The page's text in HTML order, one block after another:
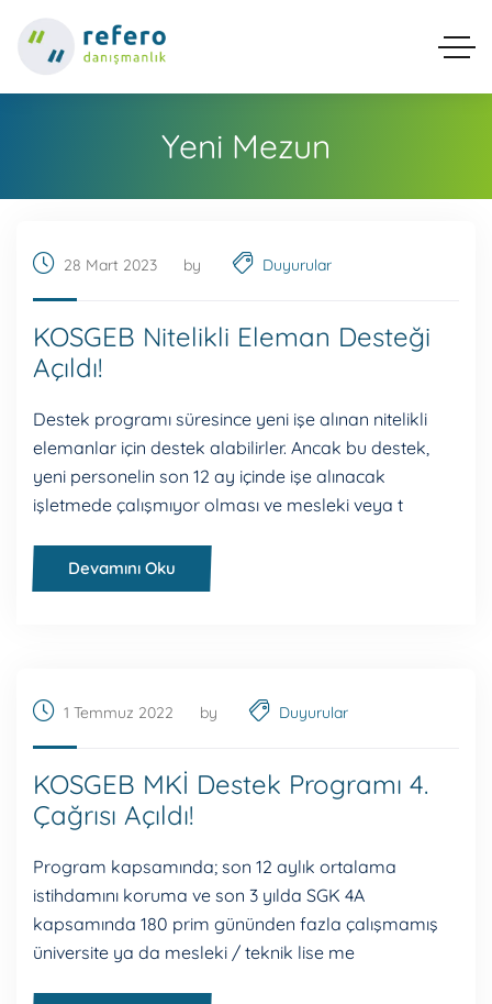
Yeni Mezun
28 Mart 2023 by Duyurular
KOSGEB Nitelikli Eleman Desteği
Açıldı!
Destek programı süresince yeni işe alınan nitelikli
elemanlar için destek alabilirler. Ancak bu destek,
yeni personelin son 12 ay içinde işe alınacak
işletmede çalışmıyor olması ve mesleki veya t
Devamını Oku
1 Temmuz 2022 by Duyurular
KOSGEB MKİ Destek Programı 4.
Çağrısı Açıldı!
Program kapsamında; son 12 aylık ortalama
istihdamını koruma ve son 3 yılda SGK 4A
kapsamında 180 prim gününden fazla çalışmamış
üniversite ya da mesleki / teknik lise me